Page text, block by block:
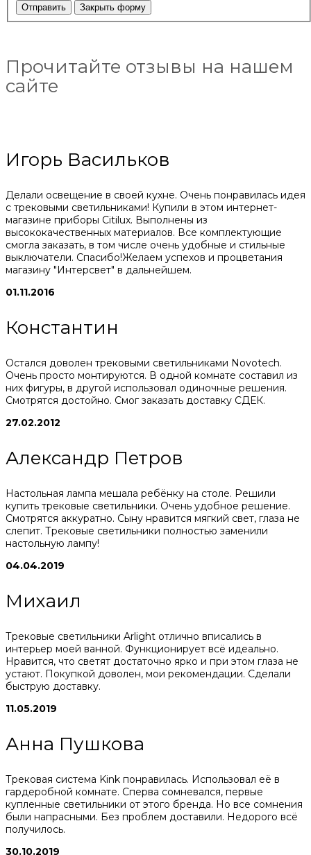
Отправить Закрыть форму
Прочитайте отзывы на нашем
сайте
Игорь Васильков
Делали освещение в своей кухне. Очень понравилась идея
с трековыми светильниками! Купили в этом интернет-
магазине приборы Citilux. Выполнены из
высококачественных материалов. Все комплектующие
смогла заказать, в том числе очень удобные и стильные
выключатели. Спасибо!Желаем успехов и процветания
магазину "Интерсвет" в дальнейшем.
01.11.2016
Константин
Остался доволен трековыми светильниками Novotech.
Очень просто монтируются. В одной комнате составил из
них фигуры, в другой использовал одиночные решения.
Смотрятся достойно. Смог заказать доставку СДЕК.
27.02.2012
Александр Петров
Настольная лампа мешала ребёнку на столе. Решили
купить трековые светильники. Очень удобное решение.
Смотрятся аккуратно. Сыну нравится мягкий свет, глаза не
слепит. Трековые светильники полностью заменили
настольную лампу!
04.04.2019
Михаил
Трековые светильники Arlight отлично вписались в
интерьер моей ванной. Функционирует всё идеально.
Нравится, что светят достаточно ярко и при этом глаза не
устают. Покупкой доволен, мои рекомендации. Сделали
быструю доставку.
11.05.2019
Анна Пушкова
Трековая система Kink понравилась. Использовал её в
гардеробной комнате. Сперва сомневался, первые
купленные светильники от этого бренда. Но все сомнения
были напрасными. Без проблем доставили. Недорого всё
получилось.
30.10.2019